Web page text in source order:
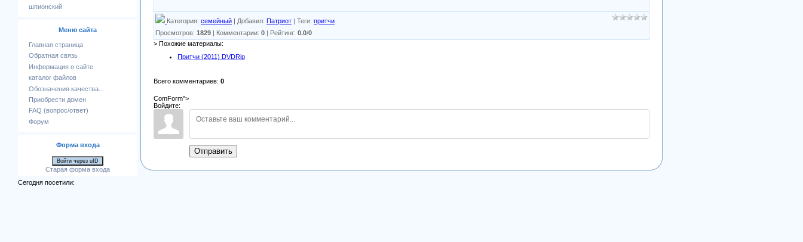
шпионский
Меню сайта
Главная страница
Обратная связь
Информация о сайте
каталог файлов
Обозначения качества...
Приобрести домен
FAQ (вопрос/ответ)
Форум
Форма входа
Войти через uID
Старая форма входа
Сегодня посетили:
Категория: семейный | Добавил: Патриот | Теги: притчи
Просмотров: 1829 | Комментарии: 0 | Рейтинг: 0.0/0
> Похожие материалы:
Притчи (2011) DVDRip
Всего комментариев: 0
ComForm">
Войдите:
Отправить